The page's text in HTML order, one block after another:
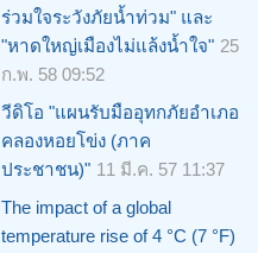
ร่วมใจระวังภัยน้ำท่วม" และ
"หาดใหญ่เมืองไม่แล้งน้ำใจ" 25
ก.พ. 58 09:52
วีดิโอ "แผนรับมืออุทกภัยอำเภอ
คลองหอยโข่ง (ภาค
ประชาชน)" 11 มี.ค. 57 11:37
The impact of a global
temperature rise of 4 °C (7 °F)